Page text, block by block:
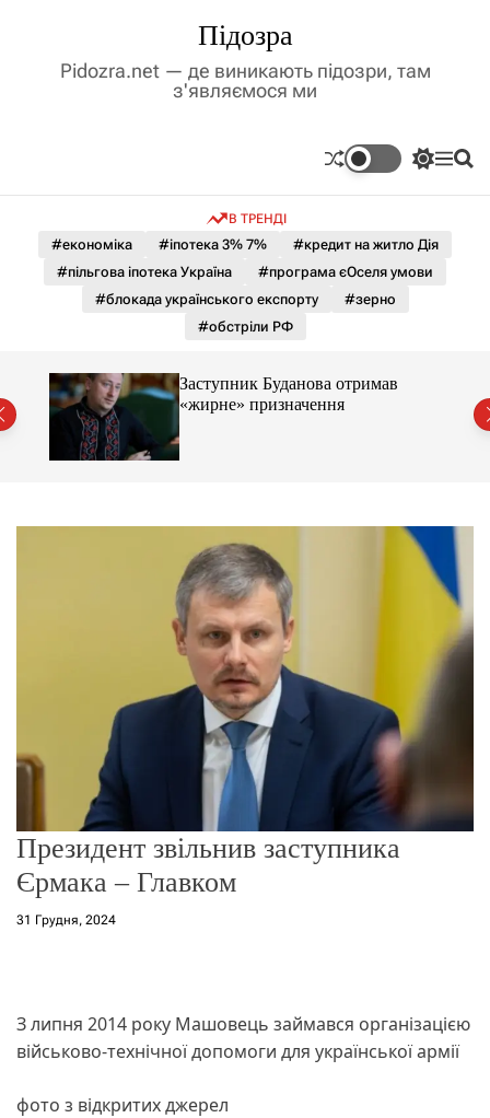
Підозра
Pidozra.net — де виникають підозри, там
з'являємося ми
П
м
к
а
ь
М П
В ТРЕНДІ
#економіка #іпотека 3% 7%
#кредит на житло Дія
#пільгова іпотека Україна
#програма єОселя умови
#блокада українського експорту
#зерно
#обстріли РФ
Заступник Буданова отримав
«жирне» призначення
Президент звільнив заступника
Єрмака – Главком
31 Грудня, 2024
З липня 2014 року Машовець займався організацією
військово-технічної допомоги для української армії
фото з відкритих джерел